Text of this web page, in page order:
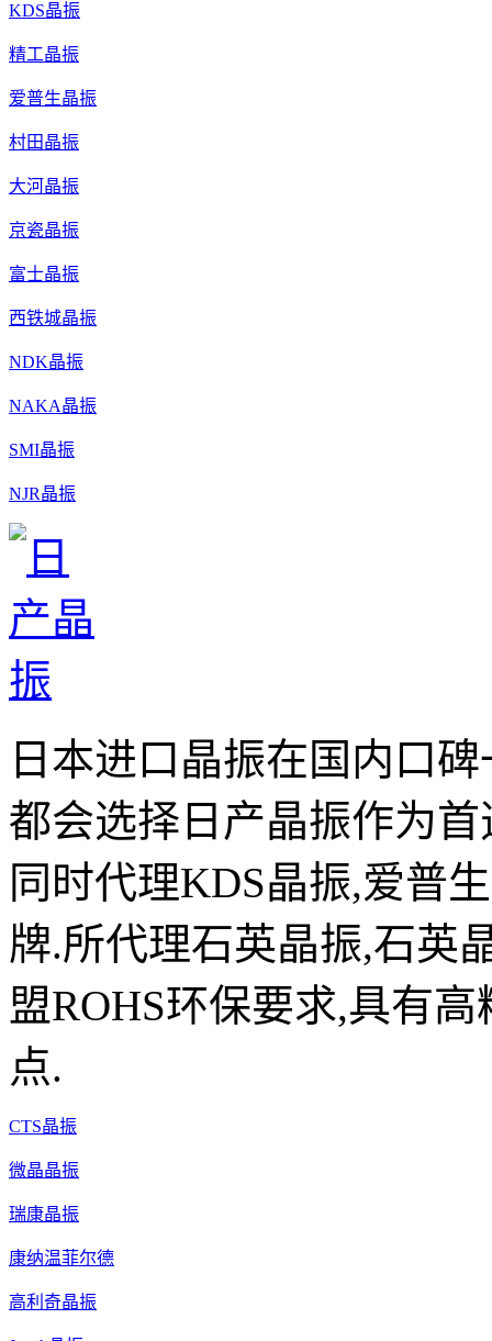
KDS晶振
精工晶振
爱普生晶振
村田晶振
大河晶振
京瓷晶振
富士晶振
西铁城晶振
NDK晶振
NAKA晶振
SMI晶振
NJR晶振
日本进口晶振在国内口
都会选择日产晶振作为
同时代理KDS晶振,爱普
牌.所代理石英晶振,石英
盟ROHS环保要求,具有
点.
CTS晶振
微晶晶振
瑞康晶振
康纳温菲尔德
高利奇晶振